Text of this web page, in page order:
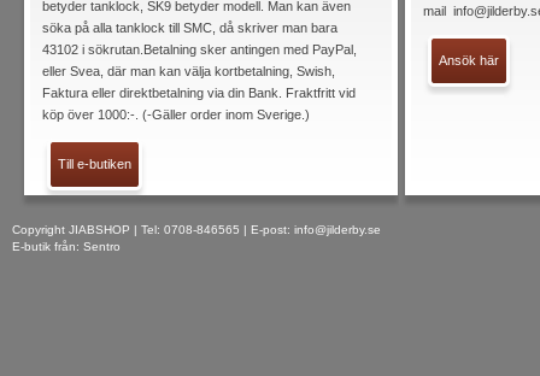
betyder tanklock, SK9 betyder modell. Man kan även
söka på alla tanklock till SMC, då skriver man bara
43102 i sökrutan.Betalning sker antingen med PayPal,
eller Svea, där man kan välja kortbetalning, Swish,
Faktura eller direktbetalning via din Bank. Fraktfritt vid
köp över 1000:-. (-Gäller order inom Sverige.)
Till e-butiken
mail
Ansök här
Copyright JIABSHOP | Tel: 0708-846565 | E-post: info@jilderby.se
E-butik från: Sentro